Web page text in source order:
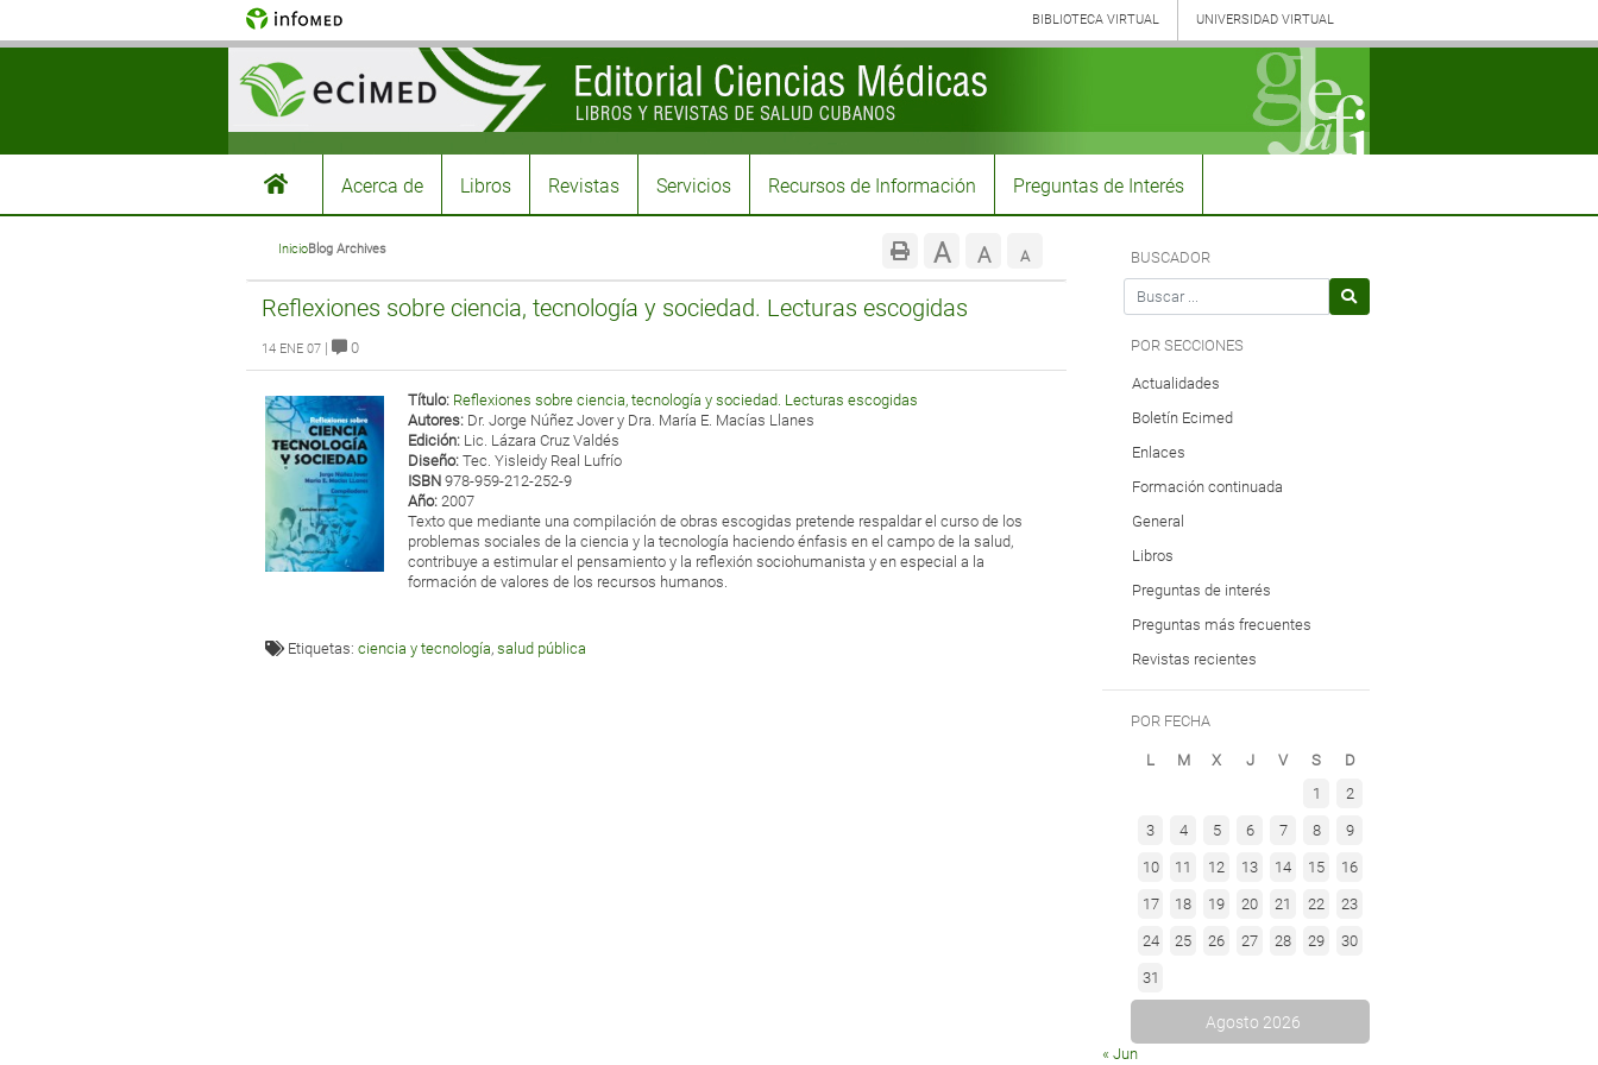
BIBLIOTECA VIRTUAL UNIVERSIDAD VIRTUAL
Acerca de Libros Revistas Servicios Recursos de Información Preguntas de Interés
InicioBlog Archives AReducir
ARestablecer
AAumentar
fuente.
Reflexiones sobre ciencia, tecnología y sociedad. Lecturas escogidas
14 ENE 07 | 0
Título: Reflexiones sobre ciencia, tecnología y sociedad. Lecturas escogidas
Autores: Dr. Jorge Núñez Jover y Dra. María E. Macías Llanes
Edición: Lic. Lázara Cruz Valdés
Diseño: Tec. Yisleidy Real Lufrío
ISBN 978-959-212-252-9
Año: 2007
Texto que mediante una compilación de obras escogidas pretende respaldar el curso de los
problemas sociales de la ciencia y la tecnología haciendo énfasis en el campo de la salud,
contribuye a estimular el pensamiento y la reflexión sociohumanista y en especial a la
formación de valores de los recursos humanos.
Etiquetas:ciencia y tecnología,salud pública
BUSCADOR
Search for
POR SECCIONES
Actualidades
Boletín Ecimed
Enlaces
Formación continuada
General
Libros
Preguntas de interés
Preguntas más frecuentes
Revistas recientes
POR FECHA
Agosto 2026
L M X J V S
D
1
2
3 4 5 6 7 8 9
10 11 12 13 14 15 16
17 18 19 20 21 22 23
24 25 26 27 28 29 30
31
« Jun